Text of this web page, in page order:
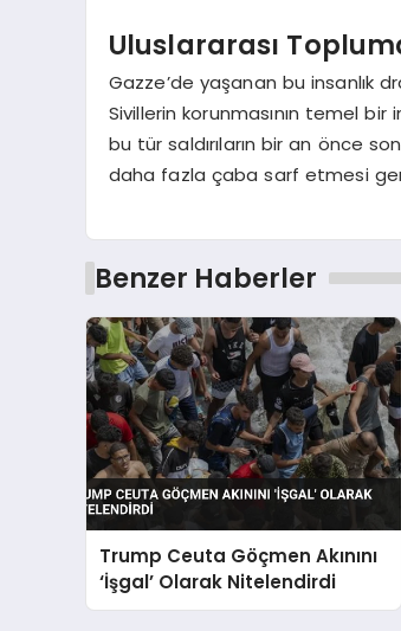
Uluslararası
Gazze’de yaşanan bu insanlık
Sivillerin korunmasının temel
bu tür saldırıların bir an önce
daha fazla çaba sarf etmesi
Benzer Haberler
Trump Ceuta Göçmen Akınını
‘İşgal’ Olarak Nitelendirdi